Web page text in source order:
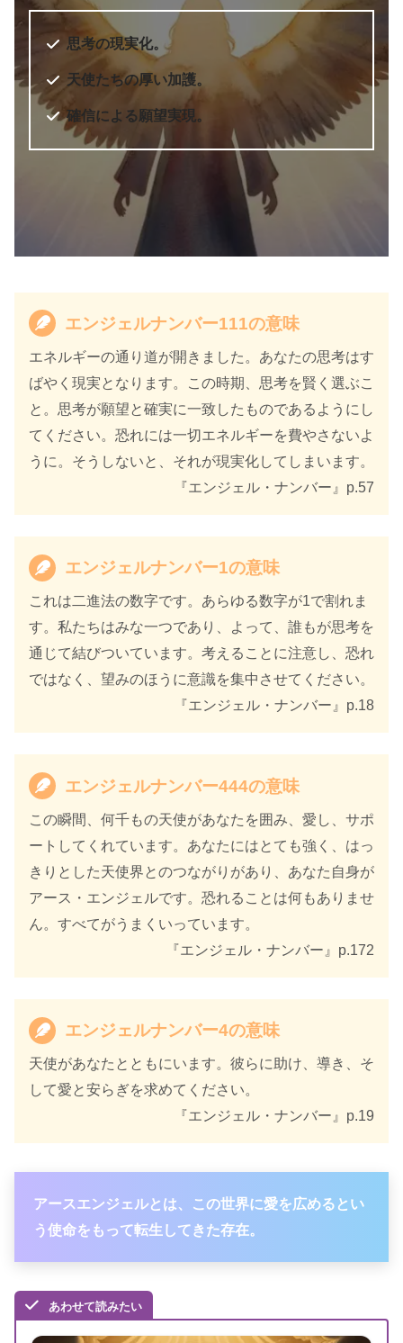
出版年 2010年7月
書籍名
天使のサイン エンジェル・ナンバ
ー 数字に秘められた幸運のメッセ
ージ
著者 カイル・グレイ
訳者 島津公美
出版年 2021年11月
6桁のエンジェルナンバー
思考の現実化。
天使たちの厚い加護。
確信による願望実現。
エンジェルナンバー111の意味
エネルギーの通り道が開きました。あなたの思考はす
ばやく現実となります。この時期、思考を賢く選ぶこ
と。思考が願望と確実に一致したものであるようにし
てください。恐れには一切エネルギーを費やさないよ
うに。そうしないと、それが現実化してしまいます。
『エンジェル・ナンバー』p.57
エンジェルナンバー1の意味
これは二進法の数字です。あらゆる数字が1で割れま
す。私たちはみな一つであり、よって、誰もが思考を
通じて結びついています。考えることに注意し、恐れ
ではなく、望みのほうに意識を集中させてください。
『エンジェル・ナンバー』p.18
エンジェルナンバー444の意味
この瞬間、何千もの天使があなたを囲み、愛し、サポ
ートしてくれています。あなたにはとても強く、はっ
きりとした天使界とのつながりがあり、あなた自身が
アース・エンジェルです。恐れることは何もありませ
ん。すべてがうまくいっています。
『エンジェル・ナンバー』p.172
エンジェルナンバー4の意味
天使があなたとともにいます。彼らに助け、導き、そ
して愛と安らぎを求めてください。
『エンジェル・ナンバー』p.19
アースエンジェルとは、この世界に愛を広めるとい
う使命をもって転生してきた存在。
あわせて読みたい